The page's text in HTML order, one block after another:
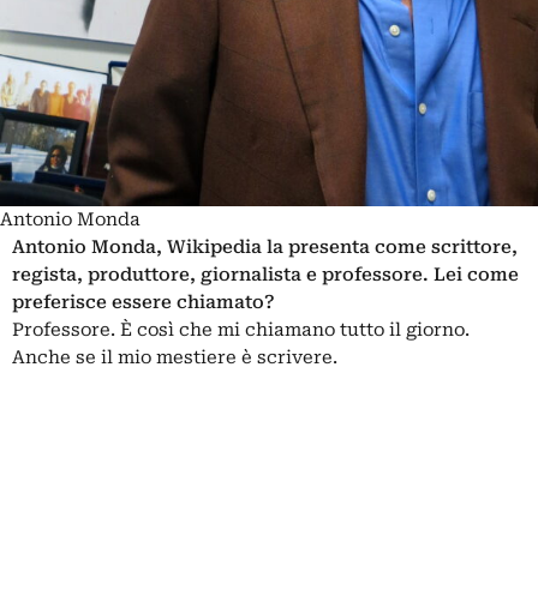
Antonio Monda
Antonio Monda, Wikipedia la presenta come scrittore,
regista, produttore, giornalista e professore. Lei come
preferisce essere chiamato?
Professore. È così che mi chiamano tutto il giorno.
Anche se il mio mestiere è scrivere.